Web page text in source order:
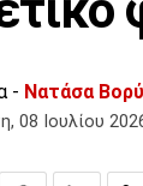
- Νατάσα
08 Ιουλίου